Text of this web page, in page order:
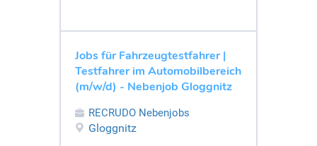
Jobs für Fahrzeugtestfahrer |
Testfahrer im Automobilbereich
(m/w/d) - Nebenjob Gloggnitz
RECRUDO Nebenjobs
Gloggnitz